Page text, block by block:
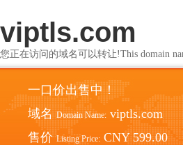
viptls.com
您正在访问的域名可以转让!This domain
一口价出售中！
域名 Domain Name: viptls.com
售价 Listing Price: CNY 599.00